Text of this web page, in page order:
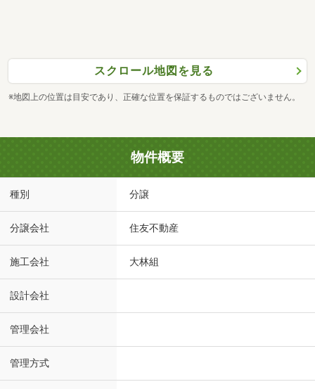
スクロール地図を見る
※地図上の位置は目安であり、正確な位置を保証するものではございません。
物件概要
種別 分譲
分譲会社 住友不動産
施工会社 大林組
設計会社
管理会社
管理方式